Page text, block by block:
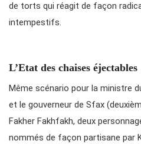
de torts qui réagit de façon
intempestifs.
L’Etat des chaises éjectables
Même scénario pour la ministre
et le gouverneur de Sfax
Fakher Fakhfakh, deux
nommés de façon partisane par